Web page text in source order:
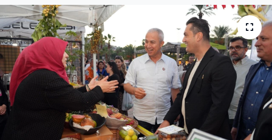
Güncel
Kültür & Sanat
Magazin
Sağlık & Yaşam